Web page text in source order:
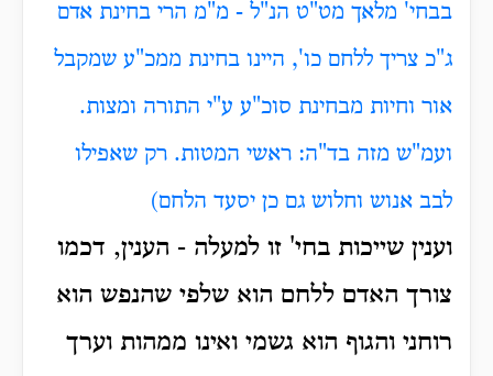
בבחי' מלאך מט"ט הנ"ל - מ"מ הרי בחינת אדם
ג"כ צריך ללחם כו', היינו בחינת ממכ"ע שמקבל
אור וחיות מבחינת סוכ"ע ע"י התורה ומצות.
ועמ"ש מזה בד"ה: ראשי המטות. רק שאפילו
לבב אנוש וחלוש גם כן יסעד הלחם)
וענין שייכות בחי' זו למעלה - הענין, דכמו
צורך האדם ללחם הוא שלפי שהנפש הוא
רוחני והגוף הוא גשמי ואינו ממהות וערך